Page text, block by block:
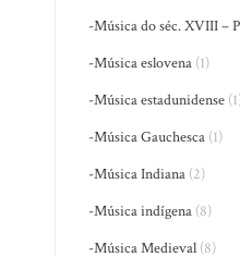
-Música do séc. XVIII –
-Música eslovena (1)
-Música estadunidense
-Música Gauchesca (1)
-Música Indiana (2)
-Música indígena (8)
-Música Medieval (8)